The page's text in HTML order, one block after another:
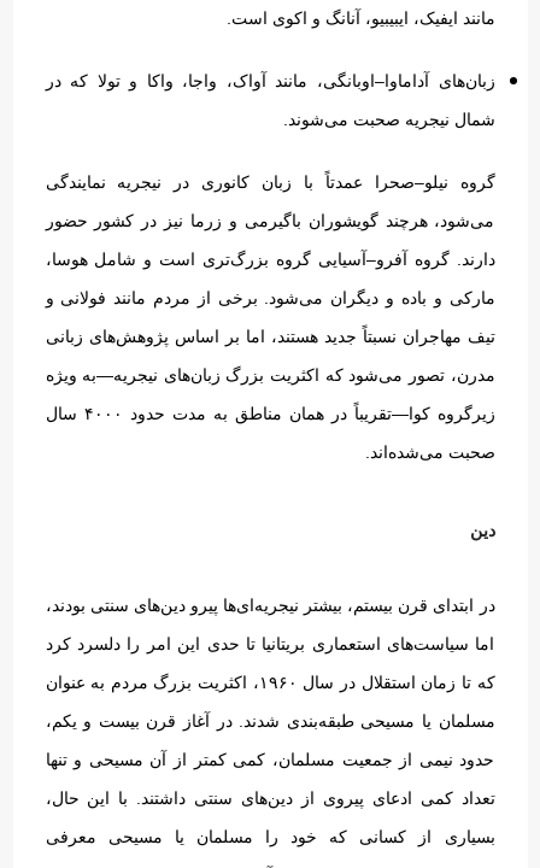
مانند ایفیک، ایبیبیو، آنانگ و اکوی است.
زبان‌های آداماوا–اوبانگی، مانند آواک، واجا، واکا و تولا که در
شمال نیجریه صحبت می‌شوند.
گروه نیلو–صحرا عمدتاً با زبان کانوری در نیجریه نمایندگی
می‌شود، هرچند گویشوران باگیرمی و زرما نیز در کشور حضور
دارند.گروه آفرو–آسیایی گروه بزرگ‌تری است و شامل هوسا،
مارکی و باده و دیگران می‌شود. برخی از مردم مانند فولانی و
تیف مهاجران نسبتاً جدید هستند، اما بر اساس پژوهش‌های زبانی
مدرن، تصور می‌شود که اکثریت بزرگ زبان‌های نیجریه—به ویژه
زیرگروه کوا—تقریباً در همان مناطق به مدت حدود ۴۰۰۰ سال
صحبت می‌شده‌اند.
دین
در ابتدای قرن بیستم، بیشتر نیجریه‌ای‌ها پیرو دین‌های سنتی بودند،
اما سیاست‌های استعماری بریتانیا تا حدی این امر را دلسرد کرد
که تا زمان استقلال در سال ۱۹۶۰، اکثریت بزرگ مردم به عنوان
مسلمان یا مسیحی طبقه‌بندی شدند.در آغاز قرن بیست و یکم،
حدود نیمی از جمعیت مسلمان، کمی کمتر از آن مسیحی و تنها
تعداد کمی ادعای پیروی از دین‌های سنتی داشتند. با این حال،
بسیاری از کسانی که خود را مسلمان یا مسیحی معرفی